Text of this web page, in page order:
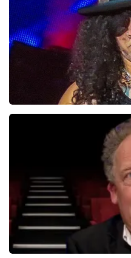
BEKIJKEN
498+reviews